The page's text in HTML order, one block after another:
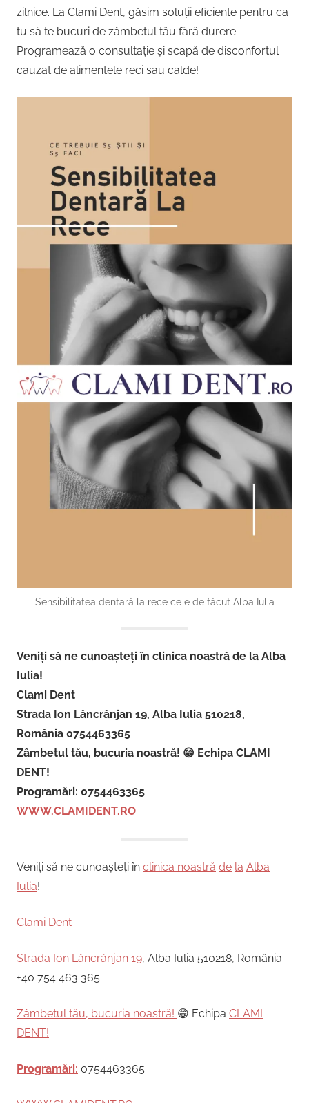
zilnice. La Clami Dent, găsim soluții eficiente pentru ca
tu să te bucuri de zâmbetul tău fără durere.
Programează o consultație și scapă de disconfortul
cauzat de alimentele reci sau calde!
Sensibilitatea dentară la rece ce e de făcut Alba Iulia
Veniți să ne cunoașteți în clinica noastră de la Alba
Iulia!
Clami Dent
Strada Ion Lăncrănjan 19, Alba Iulia 510218,
România 0754463365
Zâmbetul tău, bucuria noastră! 😁 Echipa CLAMI
DENT!
Programări: 0754463365
WWW.CLAMIDENT.RO
Veniți să ne cunoașteți în clinica noastră de la Alba
Iulia!
Clami Dent
Strada Ion Lăncrănjan 19, Alba Iulia 510218, România
+40 754 463 365
Zâmbetul tău, bucuria noastră! 😁 Echipa CLAMI
DENT!
Programări: 0754463365